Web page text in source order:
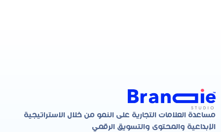
مساعدة العلامات التجارية على النمو من خلال الاستراتيجية
الإبداعية والمحتوى والتسويق الرقمي